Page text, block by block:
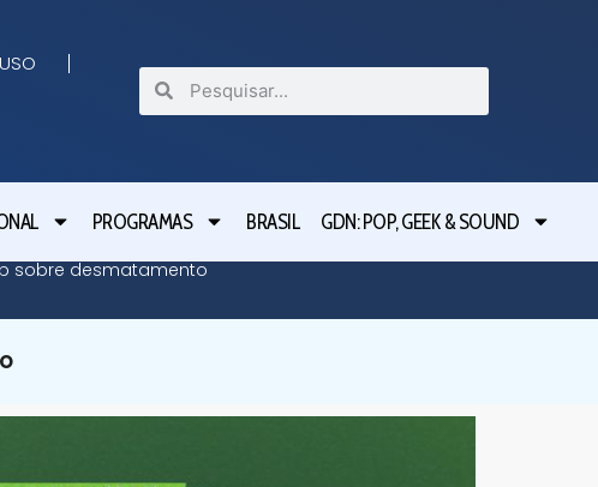
PROGRAMAS BRASIL GDN: POP, GEEK & SOUND
sobre desmatamento Moraes